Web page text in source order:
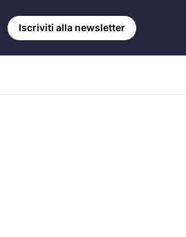
Iscriviti alla newsletter